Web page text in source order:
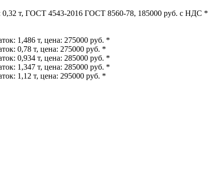
т, ГОСТ 4543-2016 ГОСТ 8560-78, 185000 руб. с НДС *
1,486 т, цена: 275000 руб. *
0,78 т, цена: 275000 руб. *
0,934 т, цена: 285000 руб. *
1,347 т, цена: 285000 руб. *
1,12 т, цена: 295000 руб. *